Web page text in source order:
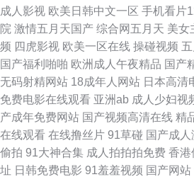
不卡在线观看 久久偷拍大香蕉 手机在线视频
com 精品久操 亚洲黑料va网站 97av人人操 国
观看一区二区 五月天传媒 91高清资源站在线
91人妻 福利一区一起草9118 欧美一级720p
视频导航 九一免费体验区 人妖另类视频1 一
成人影视 欧美日韩中文一区 手机看片
院 激情五月天国产 综合网五月天 美女
频 四虎影视 欧美一区在线 操碰视频
国产福利啪啪 欧洲成人午夜精品 国产
无码射精网站 18成年人网站 日本高清
免费电影在线观看 亚洲ab 成人少妇视
产成年免费网站 国产视频高清在线 精
在线观看 在线撸丝片 91草碰 国产成
偷拍 91大神合集 成人拍拍拍免费 香港
址 日韩免费电影 91羞羞视频 国产网站